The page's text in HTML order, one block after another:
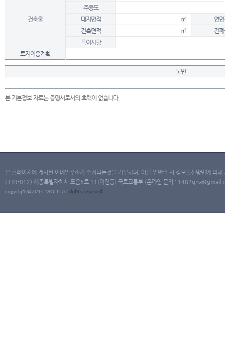
건축물
주용도
대지면적
㎡
연
건축면적
㎡
건
특이사항
토지이용계획
도면
본 기본정보 자료는 증명서로서의 효력이 없습니다.
본 홈페이지에 게시된 이메일주소가 수집되는것을 거부하며, 이를 위반할 시 정보통신망법에 의
(339-012) 세종특별자치시 도움6로 11(어진동) 국토교통부 (온라인 문의 :
copyright@2014 MOLIT All rights reserved.